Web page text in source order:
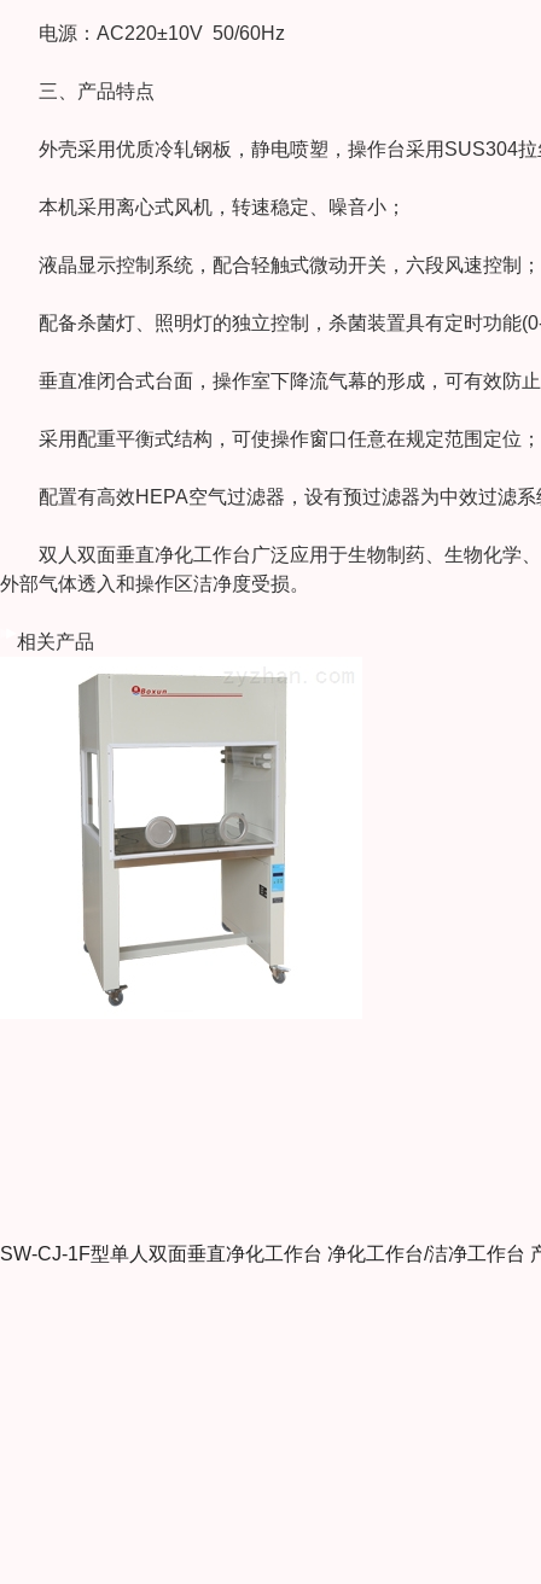
电源：AC220±10V 50/60Hz
三、产品特点
外壳采用优质冷轧钢板，静电喷塑，操作台采用SUS304拉
本机采用离心式风机，转速稳定、噪音小；
液晶显示控制系统，配合轻触式微动开关，六段风速控制；
配备杀菌灯、照明灯的独立控制，杀菌装置具有定时功能
垂直准闭合式台面，操作室下降流气幕的形成，可有效防止
采用配重平衡式结构，可使操作窗口任意在规定范围定位；
配置有高效HEPA空气过滤器，设有预过滤器为中效过滤系
双人双面垂直净化工作台广泛应用于生物制药、生物化学、
外部气体透入和操作区洁净度受损。
相关产品
SW-CJ-1F型单人双面垂直净化工作台 净化工作台/洁净工作台